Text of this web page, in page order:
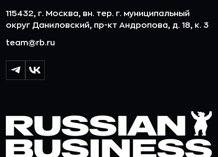
115432, г. Москва, вн. тер. г. муниципальный
округ Даниловский, пр-кт Андропова, д. 18, к. 3
team@rb.ru